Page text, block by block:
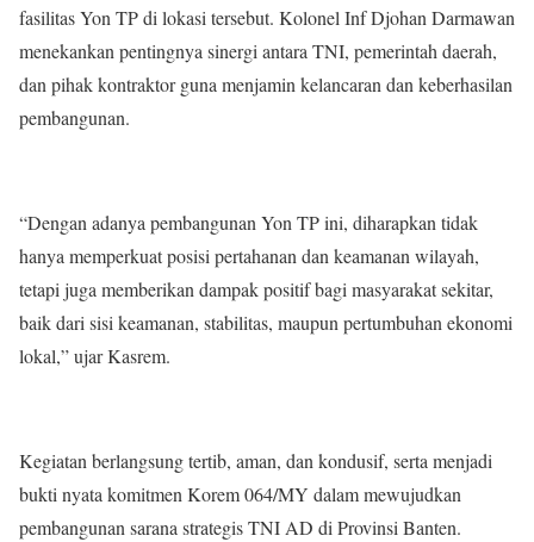
fasilitas Yon TP di lokasi tersebut. Kolonel Inf Djohan Darmawan
menekankan pentingnya sinergi antara TNI, pemerintah daerah,
dan pihak kontraktor guna menjamin kelancaran dan keberhasilan
pembangunan.
“Dengan adanya pembangunan Yon TP ini, diharapkan tidak
hanya memperkuat posisi pertahanan dan keamanan wilayah,
tetapi juga memberikan dampak positif bagi masyarakat sekitar,
baik dari sisi keamanan, stabilitas, maupun pertumbuhan ekonomi
lokal,” ujar Kasrem.
Kegiatan berlangsung tertib, aman, dan kondusif, serta menjadi
bukti nyata komitmen Korem 064/MY dalam mewujudkan
pembangunan sarana strategis TNI AD di Provinsi Banten.